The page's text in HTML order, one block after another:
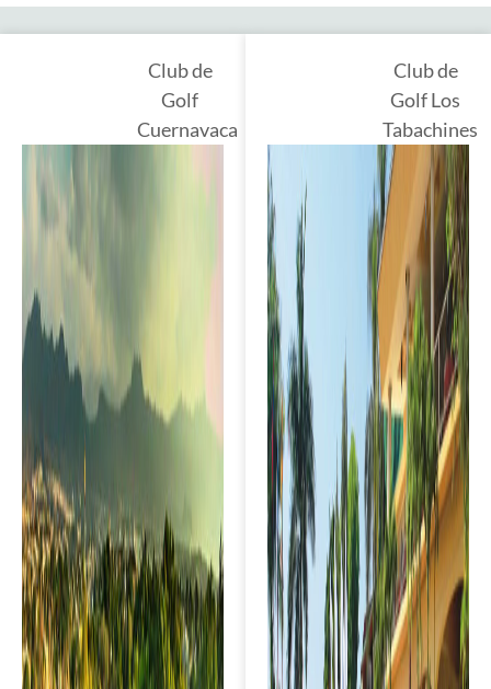
Club de
Golf
Cuernavaca
Club de
Golf Los
Tabachines